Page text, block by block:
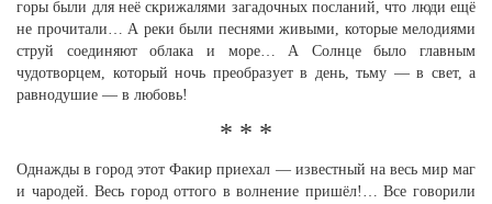
горы были для неё скрижалями загадочных посланий, что люди ещё
не прочитали… А реки были песнями живыми, которые мелодиями
струй соединяют облака и море… А Cолнце было главным
чудотворцем, который ночь преобразует в день, тьму — в свет, а
равнодушие — в любовь!
* * *
Однажды в город этот Факир приехал — известный на весь мир маг
и чародей. Весь город оттого в волнение пришёл!… Все говорили